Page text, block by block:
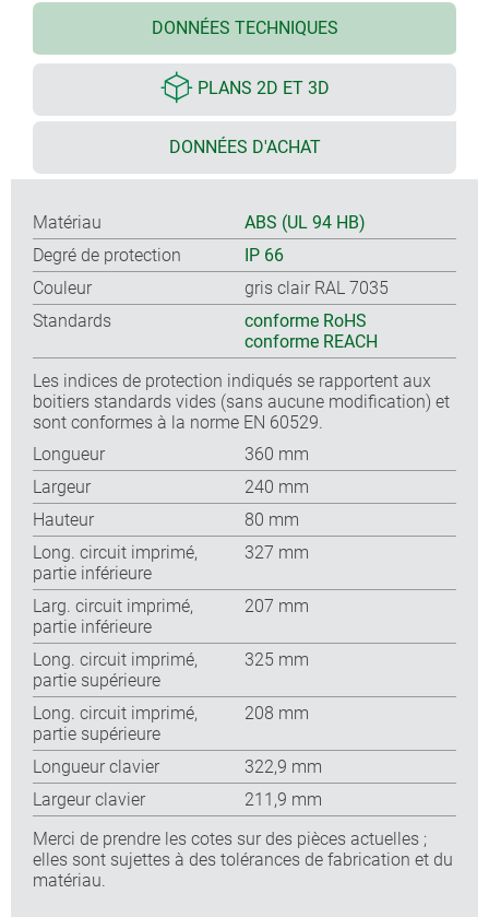
DONNÉES TECHNIQUES
PLANS 2D ET 3D
DONNÉES D'ACHAT
Matériau
ABS (UL 94 HB)
Degré de protection
IP 66
Couleur
gris clair RAL 7035
Standards
conforme RoHS
conforme REACH
Les indices de protection indiqués se rapportent aux
boitiers standards vides (sans aucune modification) et
sont conformes à la norme EN 60529.
Longueur
360 mm
Largeur
240 mm
Hauteur
80 mm
Long. circuit imprimé,
partie inférieure
327 mm
Larg. circuit imprimé,
partie inférieure
207 mm
Long. circuit imprimé,
partie supérieure
325 mm
Long. circuit imprimé,
partie supérieure
208 mm
Longueur clavier
322,9 mm
Largeur clavier
211,9 mm
Merci de prendre les cotes sur des pièces actuelles ;
elles sont sujettes à des tolérances de fabrication et du
matériau.